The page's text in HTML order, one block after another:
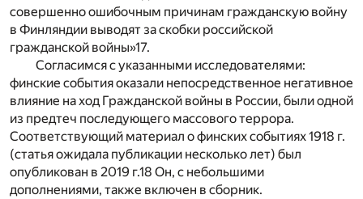
совершенно ошибочным причинам гражданскую войну
в Финляндии выводят за скобки российской
гражданской войны»17.
Согласимся с указанными исследователями:
финские события оказали непосредственное негативное
влияние на ход Гражданской войны в России, были одной
из предтеч последующего массового террора.
Соответствующий материал о финских событиях 1918 г.
(статья ожидала публикации несколько лет) был
опубликован в 2019 г.18 Он, с небольшими
дополнениями, также включен в сборник.